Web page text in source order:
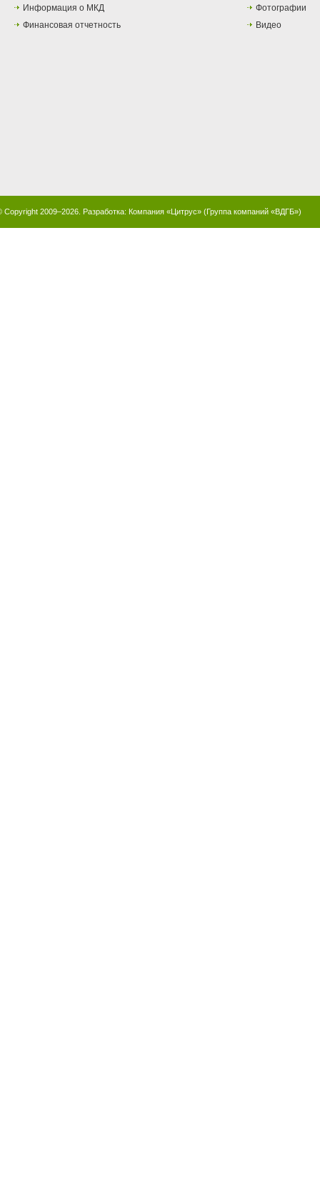
Информация о МКД
Финансовая отчетность
Фотографии
Видео
Copyright 2009–2026. Разработка: Компания «Цитрус» (Группа компаний «ВДГБ»)